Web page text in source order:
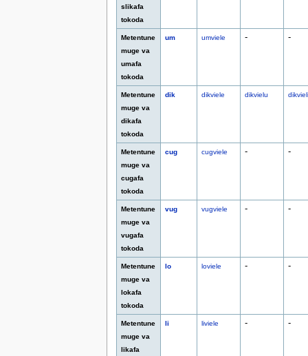
slikafa
tokoda
Metentune
muge va
umafa
tokoda
um umviele - -
Metentune
muge va
dikafa
tokoda
dik dikviele dikvielu dikvieli
Metentune
muge va
cugafa
tokoda
cug cugviele - -
Metentune
muge va
vugafa
tokoda
vug vugviele - -
Metentune
muge va
lokafa
tokoda
lo loviele - -
Metentune
muge va
likafa
li liviele - -